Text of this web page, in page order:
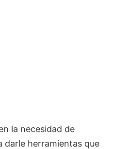
la necesidad de
darle herramientas que